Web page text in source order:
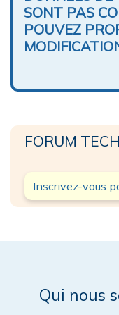
SONT PAS
POUVEZ
FORUM
Inscrivez-vous
Qui nous